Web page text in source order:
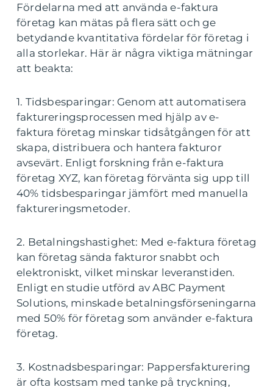
Fördelarna med att använda e-faktura
företag kan mätas på flera sätt och ge
betydande kvantitativa fördelar för företag i
alla storlekar. Här är några viktiga mätningar
att beakta:
1. Tidsbesparingar: Genom att automatisera
faktureringsprocessen med hjälp av e-
faktura företag minskar tidsåtgången för att
skapa, distribuera och hantera fakturor
avsevärt. Enligt forskning från e-faktura
företag XYZ, kan företag förvänta sig upp till
40% tidsbesparingar jämfört med manuella
faktureringsmetoder.
2. Betalningshastighet: Med e-faktura företag
kan företag sända fakturor snabbt och
elektroniskt, vilket minskar leveranstiden.
Enligt en studie utförd av ABC Payment
Solutions, minskade betalningsförseningarna
med 50% för företag som använder e-faktura
företag.
3. Kostnadsbesparingar: Pappersfakturering
är ofta kostsam med tanke på tryckning,